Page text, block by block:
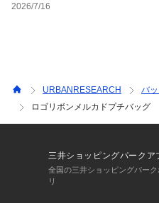
2026/7/16
URBANRESEARCH バ
ロゴリボンメルカドプチバッグ
三井ショッピングパークア
全国の三井ショッピングパー
リ